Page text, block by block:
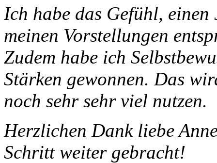
Ich habe das Gefühl, einen
meinen Vorstellungen
Zudem habe ich
Stärken gewonnen. Das
noch sehr sehr viel nutzen.
Herzlichen Dank liebe
Schritt weiter gebracht!